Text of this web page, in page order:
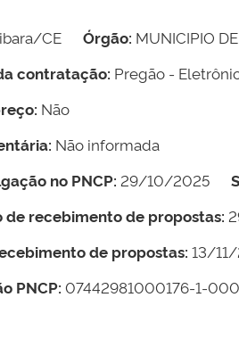
CE Órgão: MUNICIPIO
contratação: Pregão -
Não
Não informada
no PNCP: 29/10/2025
de recebimento de propostas:
de propostas: 13/
PNCP: 07442981000176-1-